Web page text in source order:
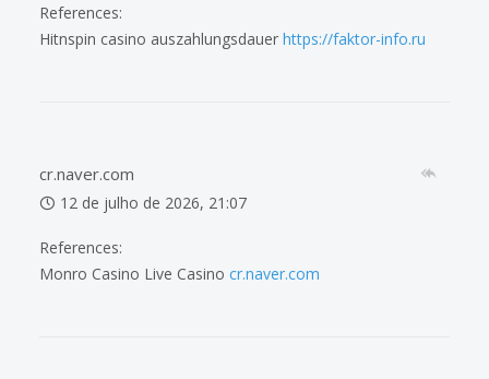
References:
Hitnspin casino auszahlungsdauer https://faktor-info.ru
cr.naver.com
12 de julho de 2026, 21:07
References:
Monro Casino Live Casino cr.naver.com